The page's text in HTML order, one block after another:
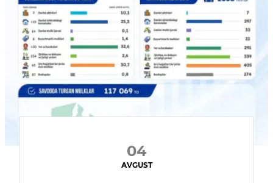
04
AVGUST